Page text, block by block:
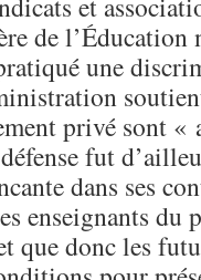
de
une
privé sont «
fut
dans ses
enseignants du
que donc les